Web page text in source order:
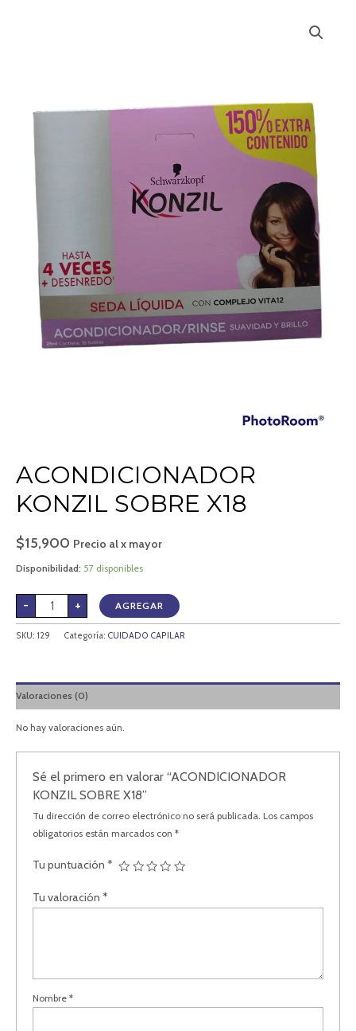
ACONDICIONADOR
KONZIL SOBRE X18
$15,900 Precio al x mayor
Disponibilidad: 57 disponibles
- + AGREGAR
SKU: 129 Categoría: CUIDADO CAPILAR
Valoraciones (0)
No hay valoraciones aún.
Sé el primero en valorar “ACONDICIONADOR
KONZIL SOBRE X18”
Tu dirección de correo electrónico no será publicada. Los campos
obligatorios están marcados con*
Tu puntuación*
Tu valoración*
Nombre*